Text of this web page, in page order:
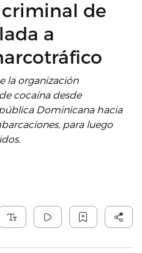
de
a
la organización
cocaína desde
Dominicana hacia
para luego